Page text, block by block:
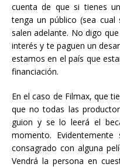
cuenta de que si tienes
tenga un público (sea cual
salen adelante. No digo
interés y te paguen un
estamos en el país que
financiación.
En el caso de Filmax, que
que no todas las
guion y se lo leerá el
momento.
consagrado con alguna
Vendrá la persona en